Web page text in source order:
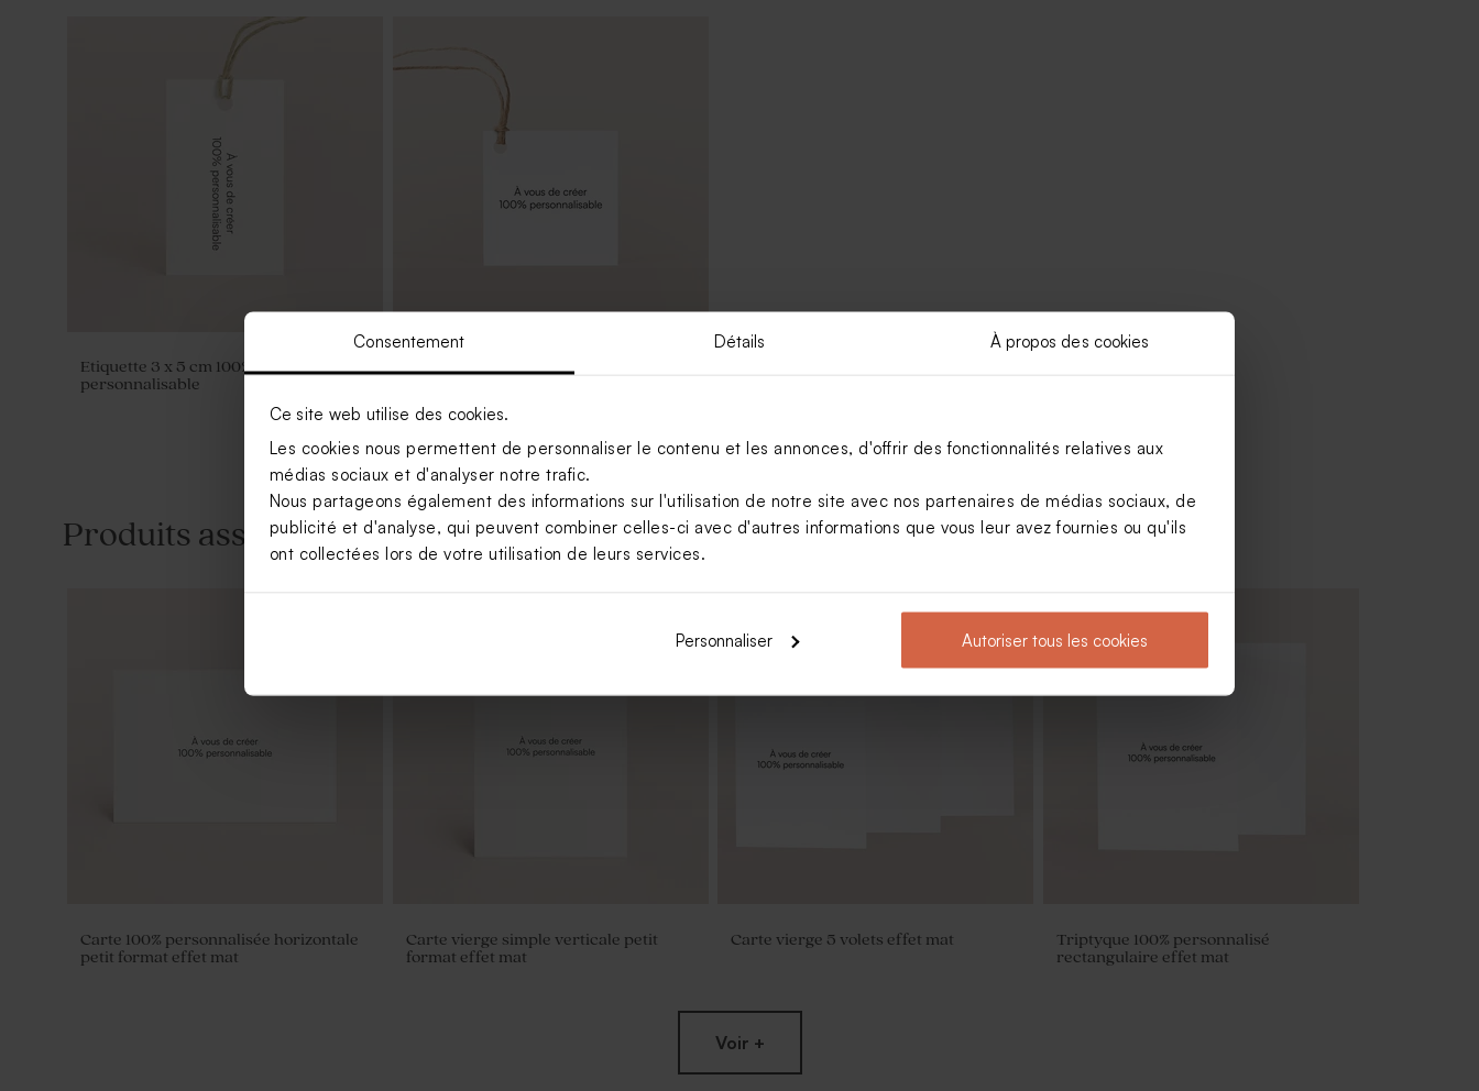
Consentement Détails À propos des cookies
Ce site web utilise des cookies.
Les cookies nous permettent de personnaliser le contenu et les annonces, d'offrir des fonctionnalités relatives aux
médias sociaux et d'analyser notre trafic.
Nous partageons également des informations sur l'utilisation de notre site avec nos partenaires de médias sociaux, de
publicité et d'analyse, qui peuvent combiner celles-ci avec d'autres informations que vous leur avez fournies ou qu'ils
ont collectées lors de votre utilisation de leurs services.
Personnaliser Autoriser tous les cookies
Etiquette 3 x 5 cm 100%
personnalisable
Etiquette contenant dragées 100%
Produits associés
Carte 100% personnalisée horizontale
petit format effet mat
Carte vierge simple verticale petit
format effet mat
Carte vierge 5 volets effet mat
Triptyque 100% personnalisé
rectangulaire effet mat
Voir +